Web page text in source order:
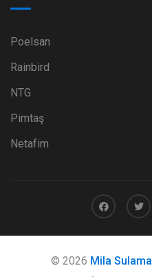
Poelsan
Rainbird
NTG
Pimtaş
Netafim
© 2026 Mila Sulama